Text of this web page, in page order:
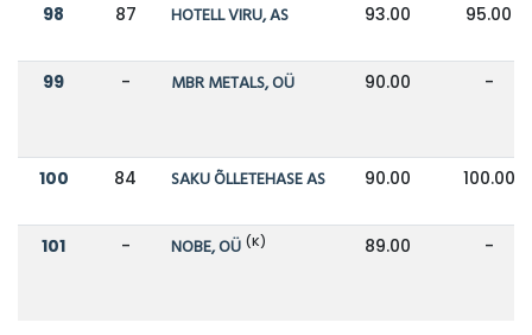
98 87 HOTELL VIRU, AS 93.00 95.00
99 - MBR METALS, OÜ 90.00 -
100 84 SAKU ÕLLETEHASE AS 90.00 100.00
101 - NOBE, OÜ (K) 89.00 -